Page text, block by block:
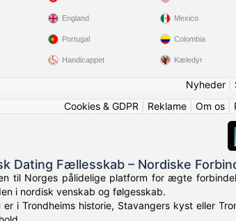
England
Portugal
Handicappet
Mexico
Colombia
Kæledyr
Nyheder|
Cookies & GDPR
Reklame Om os
Dating Fællesskab – Nordiske
til Norges pålidelige platform for ægte
i nordisk venskab og følgesskab.
er i Trondheims historie, Stavangers kyst eller